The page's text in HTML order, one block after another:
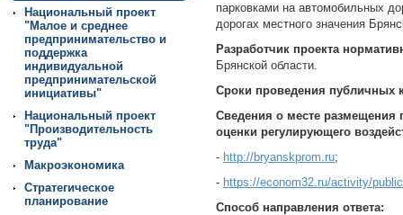
Национальный проект
"Малое и среднее
предпринимательство и
поддержка
индивидуальной
предпринимательской
инициативы"
Национальный проект
"Производительность
труда"
Макроэкономика
Стратегическое
планирование
парковками на автомобильных
дорогах местного значения
Разработчик проекта
Брянской области.
Сроки проведения публичных
Сведения о месте размещения
оценки регулирующего
- http://bryanskprom.ru;
- https://econom32.ru/activity/
Способ направления ответа: